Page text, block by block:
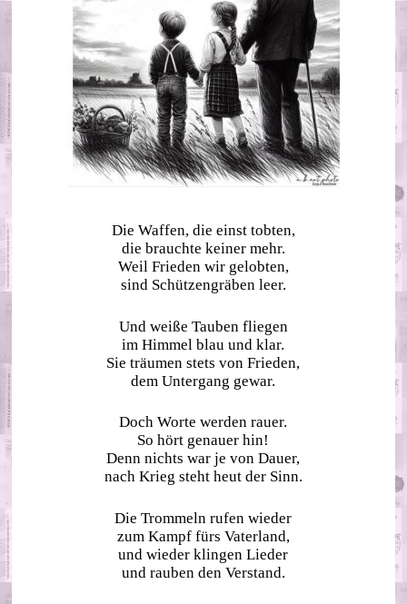
Die Waffen, die einst tobten,
die brauchte keiner mehr.
Weil Frieden wir gelobten,
sind Schützengräben leer.
Und weiße Tauben fliegen
im Himmel blau und klar.
Sie träumen stets von Frieden,
dem Untergang gewar.
Doch Worte werden rauer.
So hört genauer hin!
Denn nichts war je von Dauer,
nach Krieg steht heut der Sinn.
Die Trommeln rufen wieder
zum Kampf fürs Vaterland,
und wieder klingen Lieder
und rauben den Verstand.